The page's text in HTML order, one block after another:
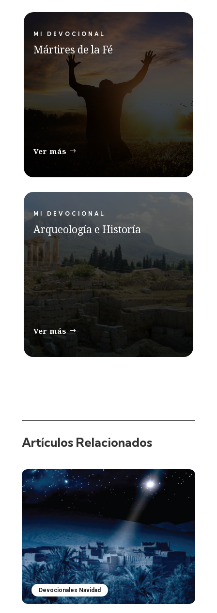
MI DEVOCIONAL
Mártires de la Fé
Ver más
MI DEVOCIONAL
Arqueología e Historía
Ver más
Artículos Relacionados
Devocionales Navidad